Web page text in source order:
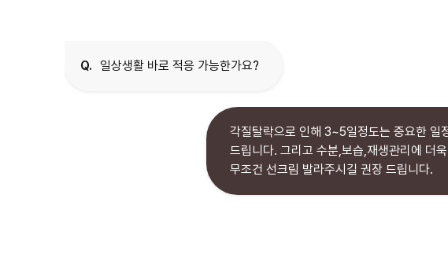
Q. 일상생활 바로 적응 가능한가요?
각질탈락으로 인해 3~5일정도는 중요한 일
드립니다. 그리고 수분,보습,재생관리에 더
무조건 선크림 발라주시길 권장 드립니다.